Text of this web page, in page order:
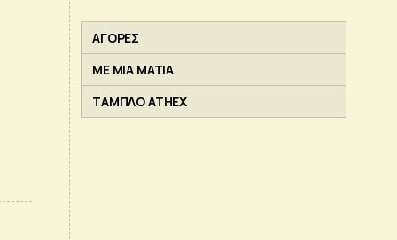
ΑΓΟΡΕΣ
ΜΕ ΜΙΑ ΜΑΤΙΑ
ΤΑΜΠΛΟ ATHEX